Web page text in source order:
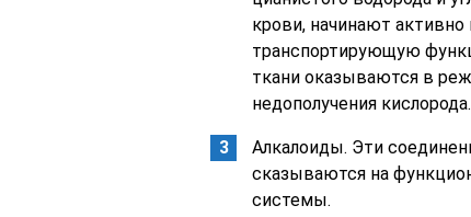
крови, начинают активно
транспортирующую
ткани оказываются в
недополучения кислорода.
Алкалоиды. Эти
сказываются на
системы.